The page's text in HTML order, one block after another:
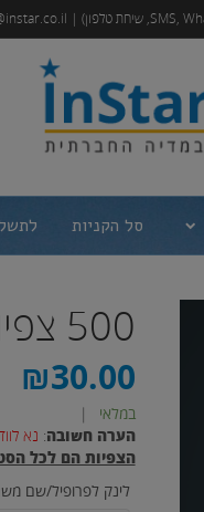
סל הקניות
500 צפיות לסטורי באינסטגרם
₪30.00
במלאי
הערה חשובה: נא
הצפיות הם לכל
לינק לפרופיל/שם